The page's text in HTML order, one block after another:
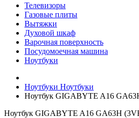
Телевизоры
Газовые плиты
Вытяжки
Духовой шкаф
Варочная поверхность
Посудомоечная машина
Ноутбуки
Ноутбуки Ноутбуки
Ноутбук GIGABYTE A16
Ноутбук GIGABYTE A16 GA63H